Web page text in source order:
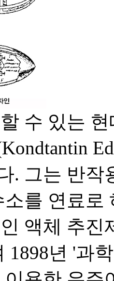
수 있는
. 그는 반작
소를 연료
액체 추진
1898년 '과